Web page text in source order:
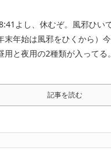
よし、休むぞ。 風邪ひい
末年始は風邪をひくから）
用と夜用の2種類が入ってる
記事を読む